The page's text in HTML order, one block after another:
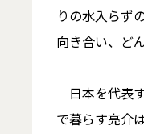
りの水入らず
向き合い、ど
日本を代表
で暮らす亮介